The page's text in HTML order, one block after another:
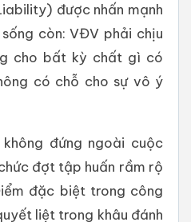
được nhấn mạnh
còn: VĐV phải chịu
cho bất kỳ chất gì có
có chỗ cho sự vô ý
đứng ngoài cuộc
đợt tập huấn rầm rộ
đặc biệt trong công
liệt trong khâu đánh